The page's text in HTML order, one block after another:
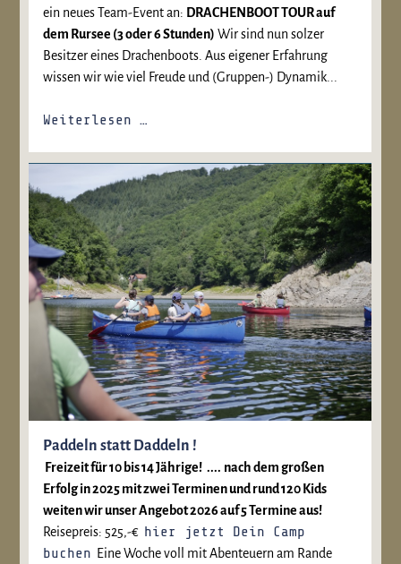
ein neues Team-Event an: DRACHENBOOT TOUR auf
dem Rursee (3 oder 6 Stunden) Wir sind nun solzer
Besitzer eines Drachenboots. Aus eigener Erfahrung
wissen wir wie viel Freude und (Gruppen-) Dynamik...
Weiterlesen …
Paddeln statt Daddeln !
Freizeit für 10 bis 14 Jährige! .... nach dem großen
Erfolg in 2025 mit zwei Terminen und rund 120 Kids
weiten wir unser Angebot 2026 auf 5 Termine aus!
Reisepreis: 525,-€ hier jetzt Dein Camp
buchen Eine Woche voll mit Abenteuern am Rande